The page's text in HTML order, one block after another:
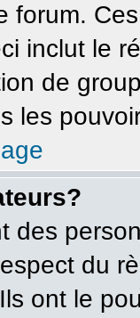
forum.
inclut le
de
les
des
du
ont le